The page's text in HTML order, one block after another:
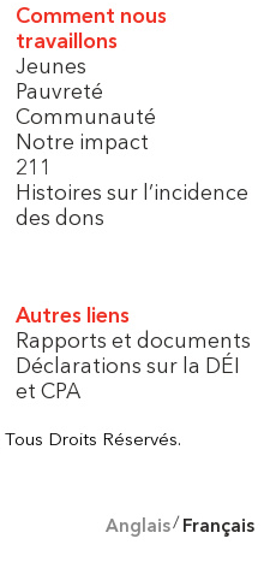
Comment nous
travaillons
Jeunes
Pauvreté
Communauté
Notre impact
211
Histoires sur l’incidence
des dons
Autres liens
Rapports et documents
Déclarations sur la DÉI
et CPA
Droits Réservés.
Anglais Français